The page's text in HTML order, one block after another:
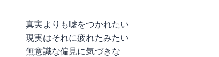
真実よりも嘘をつかれたい
現実はそれに疲れたみたい
無意識な偏見に気づきな